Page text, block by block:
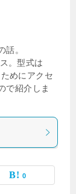
話。
。型式は
めにアクセ
で紹介しま
0